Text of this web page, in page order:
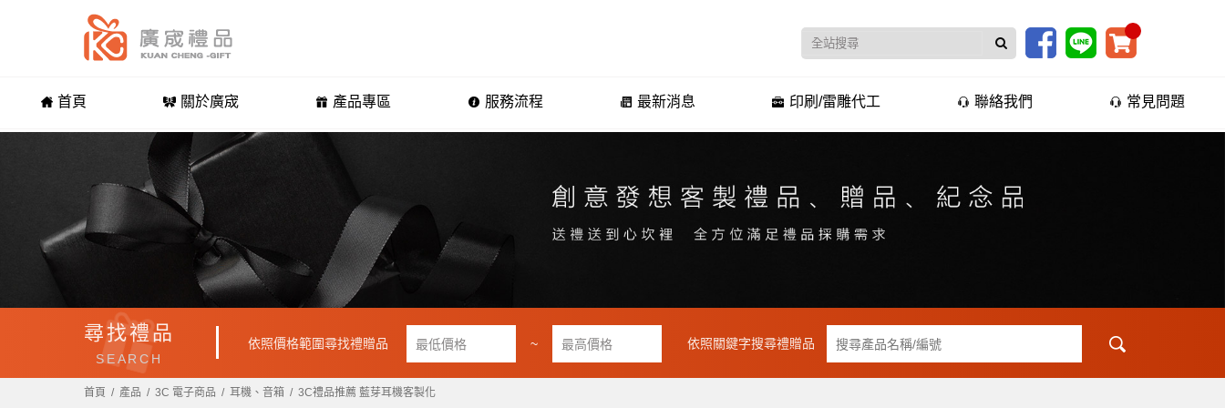
首頁 關於廣宬 產品專區 服務流程 最新消息 印刷/雷雕代工 聯絡我們 常見問題
尋找禮品
SEARCH
依照價格範圍尋找禮贈品 ~ 依照關鍵字搜尋禮贈品
首頁 產品 3C 電子商品 耳機、音箱 3C禮品推薦 藍芽耳機客製化